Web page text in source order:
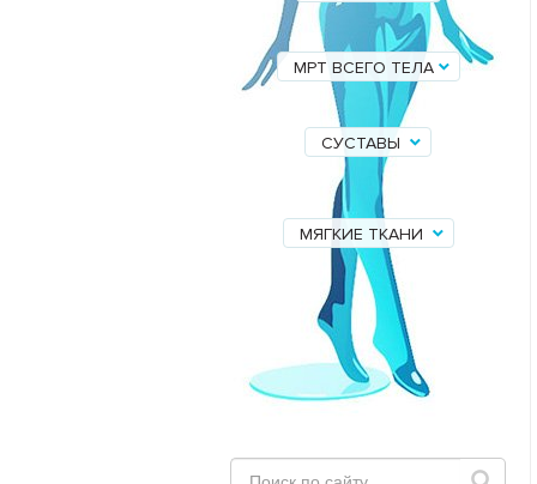
МРТ ВСЕГО ТЕЛА
СУСТАВЫ
МЯГКИЕ ТКАНИ